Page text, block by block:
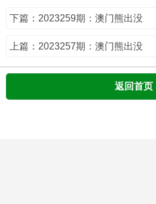
下篇：2023259期：澳门熊出没
上篇：2023257期：澳门熊出没
返回首页